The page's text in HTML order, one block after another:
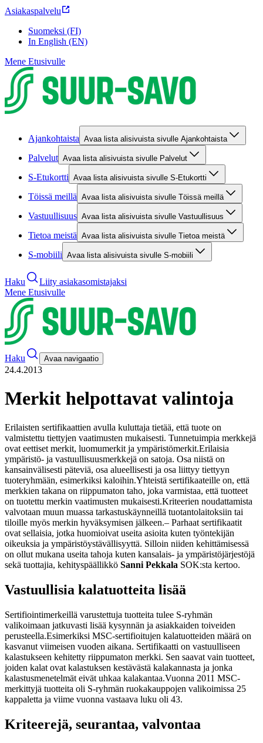
Asiakaspalvelu
Suomeksi (FI)
In English (EN)
Mene Etusivulle
Ajankohtaista Avaa lista alisivuista sivulle Ajankohtaista
Palvelut Avaa lista alisivuista sivulle Palvelut
S-Etukortti Avaa lista alisivuista sivulle S-Etukortti
Töissä meillä Avaa lista alisivuista sivulle Töissä meillä
Vastuullisuus Avaa lista alisivuista sivulle Vastuullisuus
Tietoa meistä Avaa lista alisivuista sivulle Tietoa meistä
S-mobiili Avaa lista alisivuista sivulle S-mobiili
Haku
Liity asiakasomistajaksi
Mene Etusivulle
Haku Avaa navigaatio
24.4.2013
Merkit helpottavat valintoja
Erilaisten sertifikaattien avulla kuluttaja tietää, että tuote on
valmistettu tiettyjen vaatimusten mukaisesti. Tunnetuimpia merkkejä
ovat eettiset merkit, luomumerkit ja ympäristömerkit.Erilaisia
ympäristö- ja vastuullisuusmerkkejä on satoja. Osa niistä on
kansainvälisesti päteviä, osa alueellisesti ja osa liittyy tiettyyn
tuoteryhmään, esimerkiksi kaloihin.Yhteistä sertifikaateille on, että
merkkien takana on riippumaton taho, joka varmistaa, että tuotteet
on tuotettu merkin vaatimusten mukaisesti.Kriteerien noudattamista
valvotaan muun muassa tarkastuskäynneillä tuotantolaitoksiin tai
tiloille myös merkin hyväksymisen jälkeen.– Parhaat sertifikaatit
ovat sellaisia, jotka huomioivat useita asioita kuten työntekijän
oikeuksia ja ympäristöystävällisyyttä. Silloin niiden kehittämisessä
on ollut mukana useita tahoja kuten kansalais- ja ympäristöjärjestöjä
sekä tuottajia, kehityspäällikkö Sanni Pekkala SOK:sta kertoo.
Vastuullisia kalatuotteita lisää
Sertifiointimerkeillä varustettuja tuotteita tulee S-ryhmän
valikoimaan jatkuvasti lisää kysynnän ja asiakkaiden toiveiden
perusteella.Esimerkiksi MSC-sertifioitujen kalatuotteiden määrä on
kasvanut viimeisen vuoden aikana. Sertifikaatti on vastuulliseen
kalastukseen kehitetty riippumaton merkki. Sen saavat vain tuotteet,
joiden kalat ovat kalastuksen kestävästä kalakannasta ja jonka
kalastusmenetelmät eivät uhkaa kalakantaa.Vuonna 2011 MSC-
merkittyjä tuotteita oli S-ryhmän ruokakauppojen valikoimissa 25
kappaletta ja viime vuonna vastaava luku oli 43.
Kriteerejä, seurantaa, valvontaa